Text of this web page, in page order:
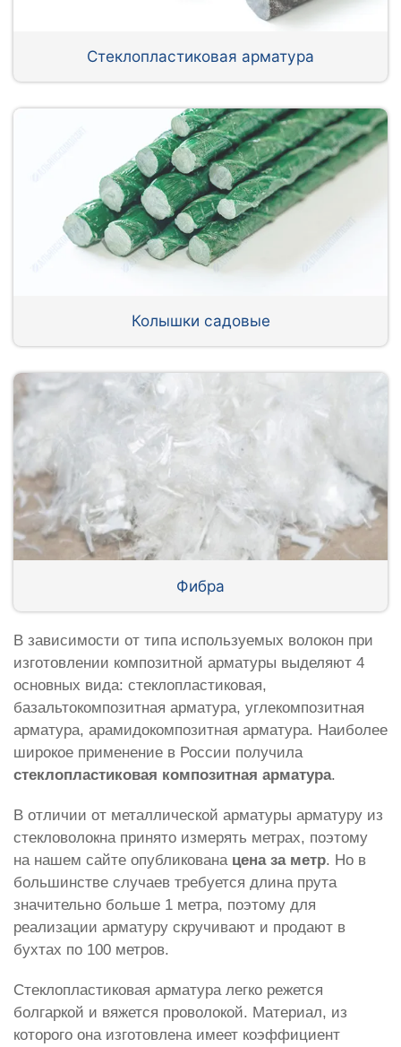
Стеклопластиковая арматура
Колышки садовые
Фибра
В зависимости от типа используемых волокон при
изготовлении композитной арматуры выделяют 4
основных вида: стеклопластиковая,
базальтокомпозитная арматура, углекомпозитная
арматура, арамидокомпозитная арматура. Наиболее
широкое применение в России получила
стеклопластиковая композитная арматура.
В отличии от металлической арматуры арматуру из
стекловолокна принято измерять метрах, поэтому
на нашем сайте опубликована цена за метр. Но в
большинстве случаев требуется длина прута
значительно больше 1 метра, поэтому для
реализации арматуру скручивают и продают в
бухтах по 100 метров.
Стеклопластиковая арматура легко режется
болгаркой и вяжется проволокой. Материал, из
которого она изготовлена имеет коэффициент